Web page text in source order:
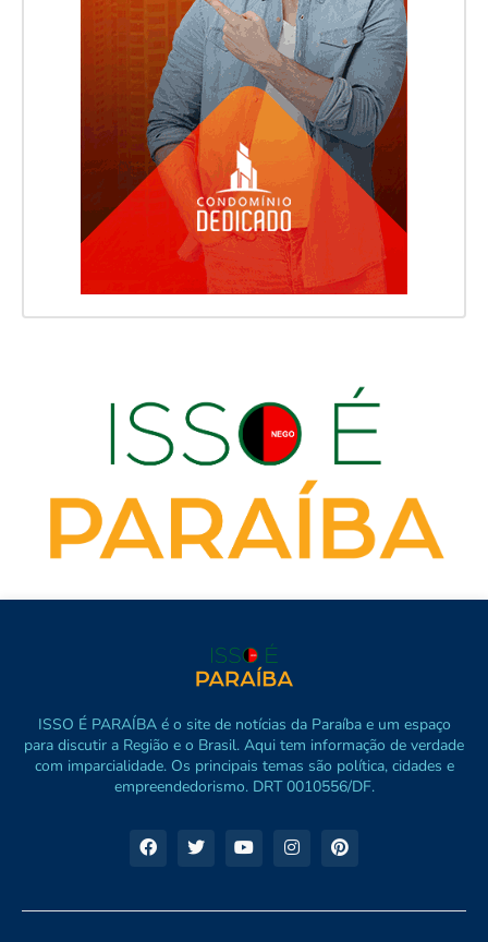
ISSO É PARAÍBA é o site de notícias da Paraíba e um espaço
para discutir a Região e o Brasil. Aqui tem informação de verdade
com imparcialidade. Os principais temas são política, cidades e
empreendedorismo. DRT 0010556/DF.